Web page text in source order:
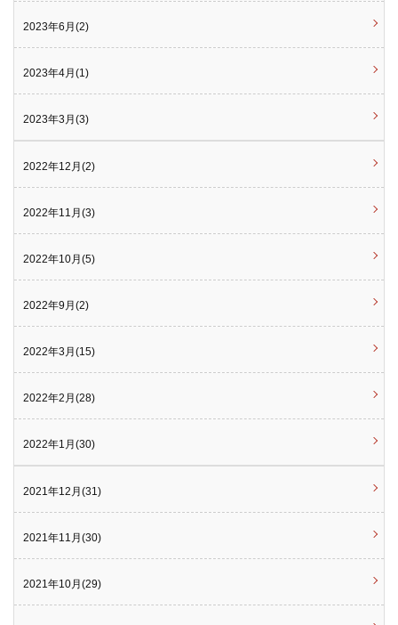
2023年6月(2)
2023年4月(1)
2023年3月(3)
2022年12月(2)
2022年11月(3)
2022年10月(5)
2022年9月(2)
2022年3月(15)
2022年2月(28)
2022年1月(30)
2021年12月(31)
2021年11月(30)
2021年10月(29)